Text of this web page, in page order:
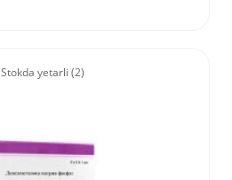
Stokda yetarli (2)